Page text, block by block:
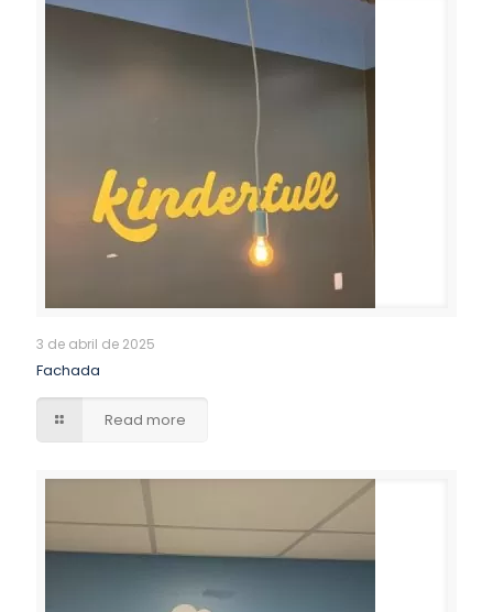
3 de abril de 2025
Fachada
Read more